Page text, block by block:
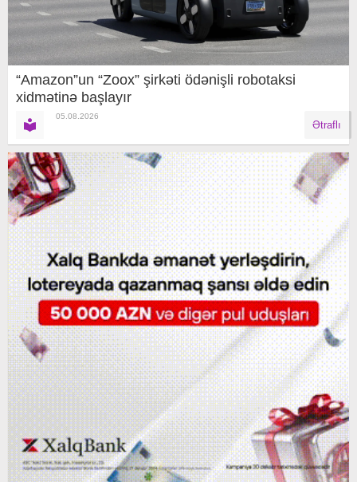
“Amazon”un “Zoox” şirkəti ödənişli robotaksi
xidmətinə başlayır
05.08.2026
Ətraflı